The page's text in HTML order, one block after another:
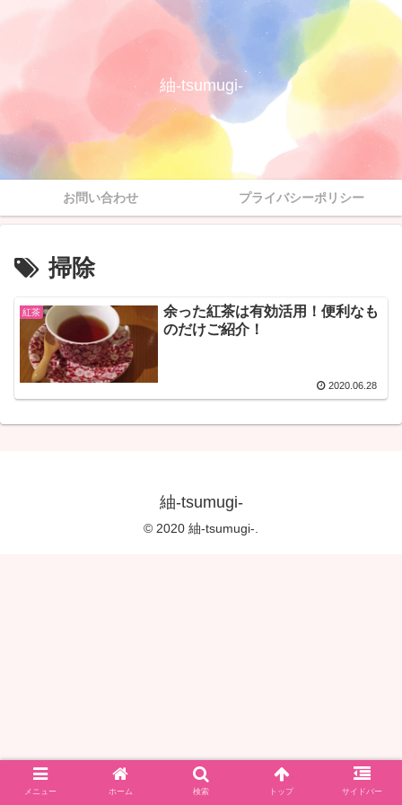
紬-tsumugi-
お問い合わせ プライバシーポリシー
掃除
紅茶
余った紅茶は有効活用！便利なも
のだけご紹介！
2020.06.28
紬-tsumugi-
© 2020 紬-tsumugi-.
メニュー ホーム 検索 トップ サイドバー